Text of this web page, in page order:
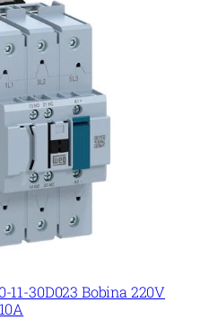
11-30D023 Bobina 220V